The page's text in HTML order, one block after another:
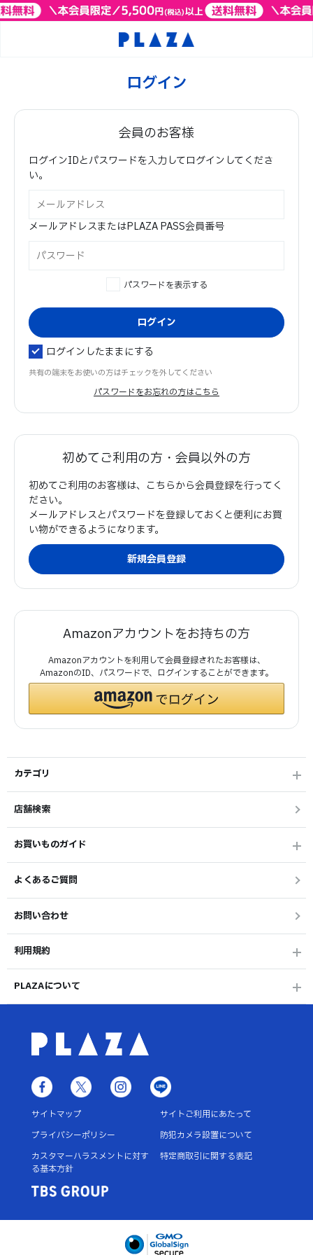
ログイン
会員のお客様
ログインIDとパスワードを入力してログインしてくださ
い。
メールアドレスまたはPLAZA PASS会員番号
パスワードを表示する
ログインしたままにする
共有の端末をお使いの方はチェックを外してください
パスワードをお忘れの方はこちら
初めてご利用の方・会員以外の方
初めてご利用のお客様は、こちらから会員登録を行ってく
ださい。
メールアドレスとパスワードを登録しておくと便利にお買
い物ができるようになります。
Amazonアカウントをお持ちの方
Amazonアカウントを利用して会員登録されたお客様は、
AmazonのID、パスワードで、ログインすることができます。
カテゴリ
店舗検索
お買いものガイド
よくあるご質問
お問い合わせ
利用規約
PLAZAについて
サイトマップ
サイトご利用にあたって
プライバシーポリシー
防犯カメラ設置について
カスタマーハラスメントに対す
る基本方針
特定商取引に関する表記